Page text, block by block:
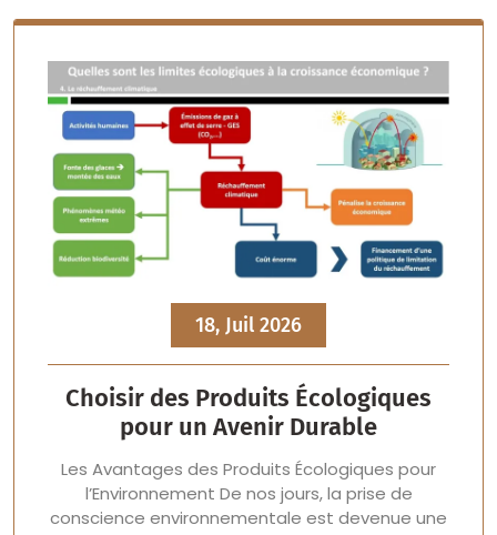
18, Juil 2026
Choisir des Produits Écologiques
pour un Avenir Durable
Les Avantages des Produits Écologiques pour
l’Environnement De nos jours, la prise de
conscience environnementale est devenue une